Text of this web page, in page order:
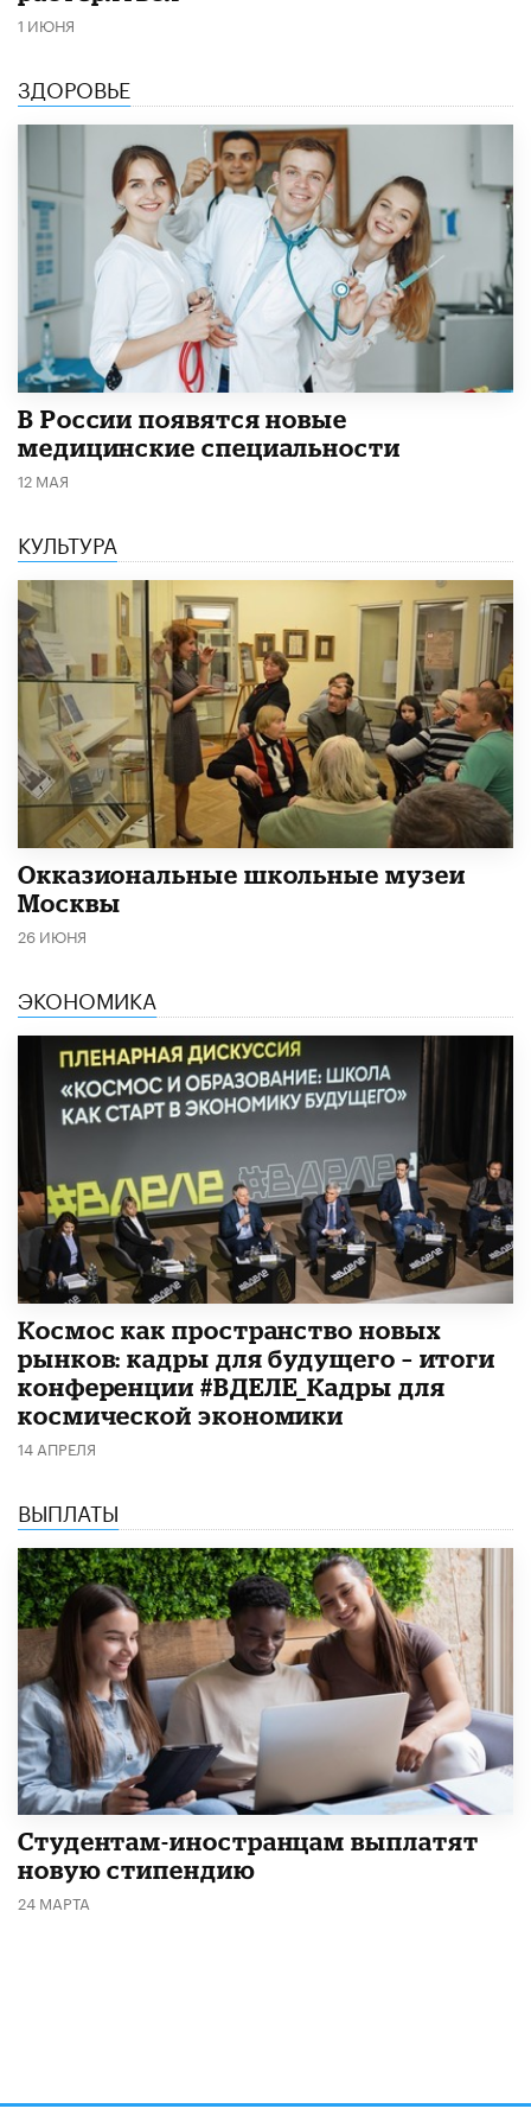
1 ИЮНЯ
ЗДОРОВЬЕ
В России появятся новые
медицинские специальности
12 МАЯ
КУЛЬТУРА
​Окказиональные школьные музеи
Москвы
26 ИЮНЯ
ЭКОНОМИКА
Космос как пространство новых
рынков: кадры для будущего – итоги
конференции #ВДЕЛЕ_Кадры для
космической экономики
14 АПРЕЛЯ
ВЫПЛАТЫ
Студентам-иностранцам выплатят
новую стипендию
24 МАРТА